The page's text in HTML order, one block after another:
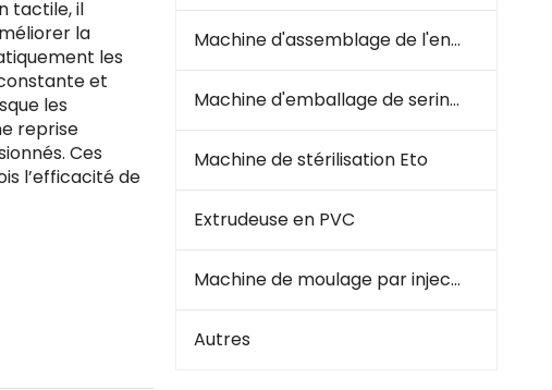
tactile, il
la
les
et
les
reprise
Ces
l’efficacité de
Machine d'assemblage de l'ensemble de perfusion
Machine d'emballage de seringues et d'infusion
Machine de stérilisation Eto
Extrudeuse en PVC
Machine de moulage par injection en plastique
Autres